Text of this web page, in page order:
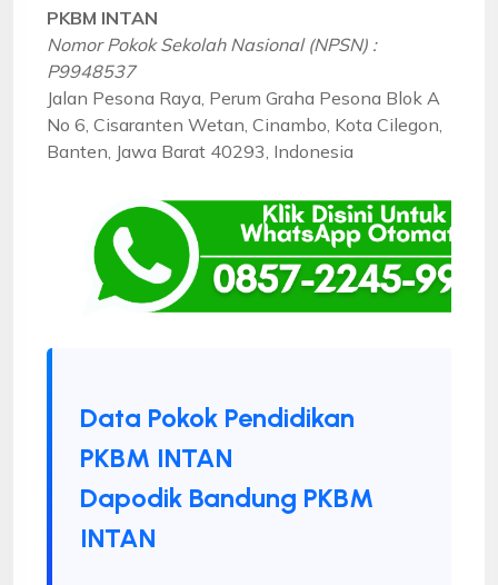
PKBM INTAN
Nomor Pokok Sekolah Nasional (NPSN) :
P9948537
Jalan Pesona Raya, Perum Graha Pesona Blok A
No 6, Cisaranten Wetan, Cinambo, Kota Cilegon,
Banten, Jawa Barat 40293, Indonesia
Data Pokok Pendidikan
PKBM INTAN
Dapodik Bandung PKBM
INTAN